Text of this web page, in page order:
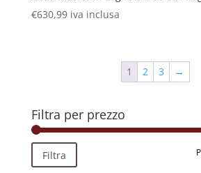
€630,99 iva inclusa
1 2 3 →
Filtra per prezzo
Filtra